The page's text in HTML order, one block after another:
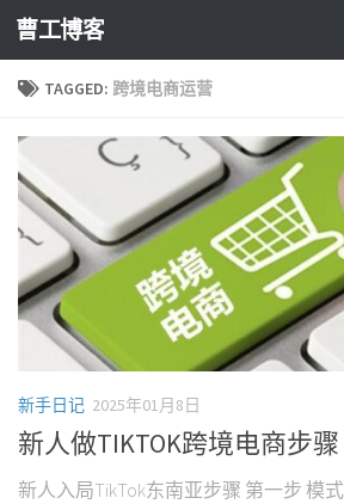
曹工博客
TAGGED: 跨境电商运营
新手日记 2025年01月8日
新人做TIKTOK跨境电商步骤
新人入局TikTok东南亚步骤 第一步 模